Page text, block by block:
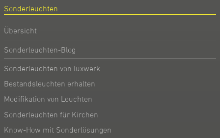
Sonderleuchten
Übersicht
Sonderleuchten-Blog
Sonderleuchten von luxwerk
Bestandsleuchten erhalten
Modifikation von Leuchten
Sonderleuchten für Kirchen
Know-How mit Sonderlösungen